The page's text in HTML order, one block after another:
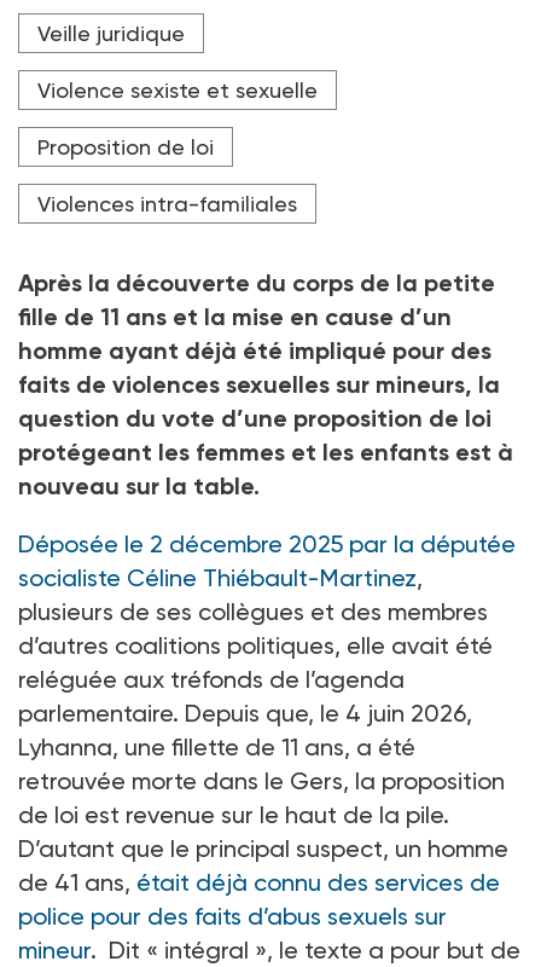
Le texte prévoit notamment que « tout acte sexuel
commis par un adulte sur un mineur en échange d’une
sans qu’il soit nécessaire de démontrer la
contrainte ».
Crédit photo M-Production - stock.adobe.com
Veille juridique
Violence sexiste et sexuelle
Proposition de loi
Violences intra-familiales
Après la découverte du corps de la petite
fille de 11 ans et la mise en cause d’un
homme ayant déjà été impliqué pour des
faits de violences sexuelles sur mineurs, la
question du vote d’une proposition de loi
protégeant les femmes et les enfants est à
nouveau sur la table.
Déposée le 2 décembre 2025 par la députée
socialiste Céline Thiébault-Martinez,
plusieurs de ses collègues et des membres
d’autres coalitions politiques, elle avait été
reléguée aux tréfonds de l’agenda
parlementaire. Depuis que, le 4 juin 2026,
Lyhanna, une fillette de 11 ans, a été
retrouvée morte dans le Gers, la proposition
de loi est revenue sur le haut de la pile.
D’autant que le principal suspect, un homme
de 41 ans, était déjà connu des services de
police pour des faits d’abus sexuels sur
mineur. Dit « intégral », le texte a pour but de